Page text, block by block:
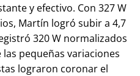
y efectivo. Con 327 W
Martín logró subir a 4,7
320 W normalizados
las pequeñas variaciones
lograron coronar el